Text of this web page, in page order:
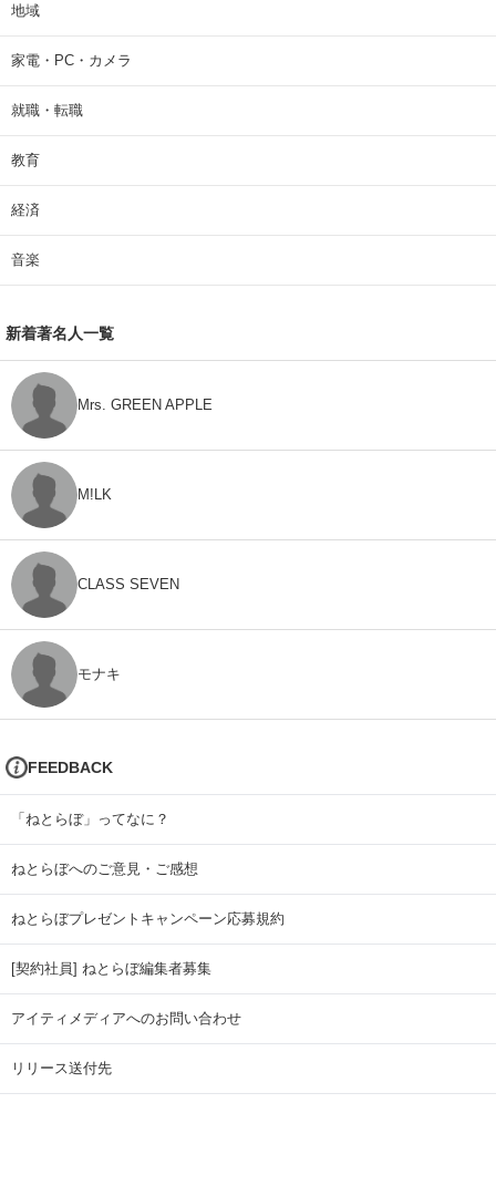
地域
家電・PC・カメラ
就職・転職
教育
経済
音楽
新着著名人一覧
Mrs. GREEN APPLE
M!LK
CLASS SEVEN
モナキ
FEEDBACK
「ねとらぼ」ってなに？
ねとらぼへのご意見・ご感想
ねとらぼプレゼントキャンペーン応募規約
[契約社員] ねとらぼ編集者募集
アイティメディアへのお問い合わせ
リリース送付先